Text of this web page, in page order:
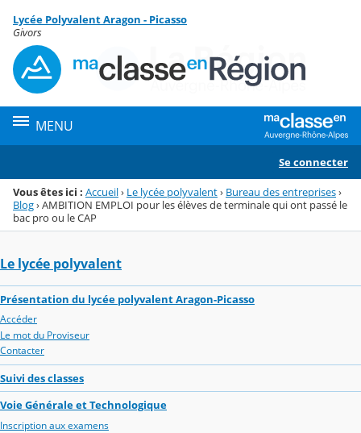
Menu de la rubrique
Contenu
Lycée Polyvalent Aragon - Picasso
Givors
MENU
Se connecter
Vous êtes ici : Accueil› Le lycée polyvalent› Bureau des entreprises›
Blog›AMBITION EMPLOI pour les élèves de terminale qui ont passé le
bac pro ou le CAP
Le lycée polyvalent
Présentation du lycée polyvalent Aragon-Picasso
Accéder
Le mot du Proviseur
Contacter
Suivi des classes
Voie Générale et Technologique
Inscription aux examens